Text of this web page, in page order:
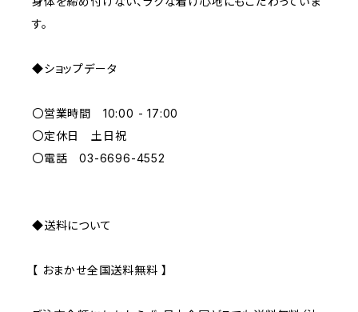
ORANGE
GRAY
す。
◆ショップデータ
〇営業時間 10:00 - 17:00
〇定休日 土日祝
〇電話 03-6696-4552
◆送料について
【 おまかせ全国送料無料 】